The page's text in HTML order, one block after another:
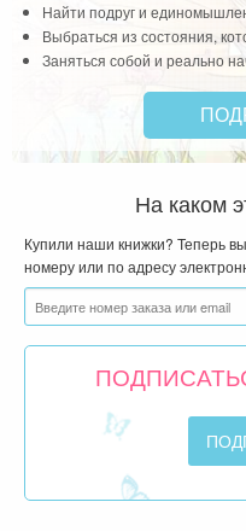
Найти подруг и
Выбраться из состояния,
Заняться собой и реально
На каком
Купили наши книжки? Теперь
номеру или по адресу